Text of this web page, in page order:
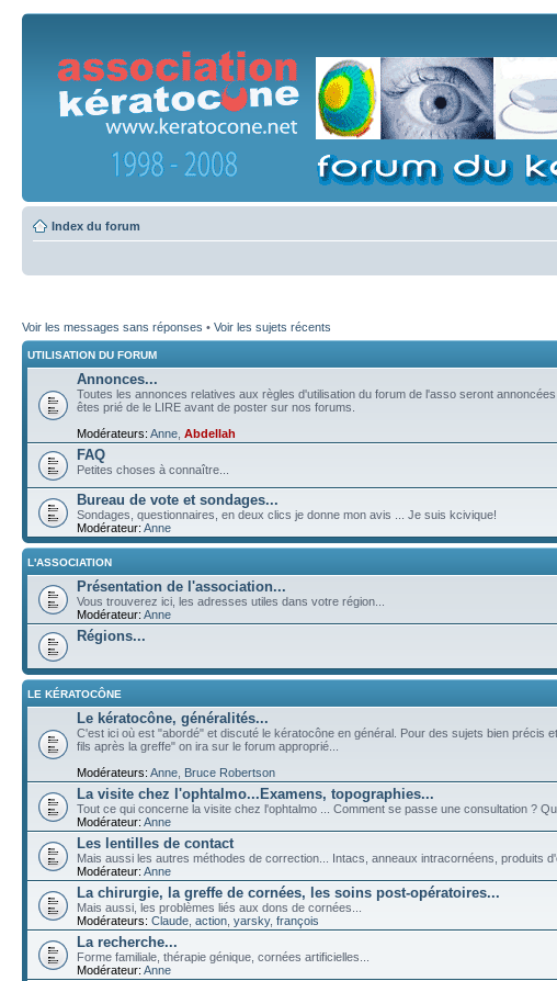
Index du forum
Voir les messages sans réponses • Voir les sujets récents
UTILISATION DU FORUM
Annonces...
Toutes les annonces relatives aux règles d'utilisation du forum de l'asso seront
êtes prié de le LIRE avant de poster sur nos forums.
Modérateurs: Anne Abdellah
FAQ
Petites choses à connaître...
Bureau de vote et sondages...
Sondages, questionnaires, en deux clics je donne mon avis ... Je suis kcivique!
Modérateur: Anne
L'ASSOCIATION
Présentation de l'association...
Vous trouverez ici, les adresses utiles dans votre région...
Modérateur: Anne
Régions...
LE KÉRATOCÔNE
Le kératocône, généralités...
C'est ici où est "abordé" et discuté le kératocône en général. Pour des sujets bien précis
fils après la greffe" on ira sur le forum approprié...
Modérateurs: Anne Bruce Robertson
La visite chez l'ophtalmo...Examens, topographies...
Tout ce qui concerne la visite chez l'ophtalmo ... Comment se passe une consultation ?
Modérateur: Anne
Les lentilles de contact
Mais aussi les autres méthodes de correction... Intacs, anneaux intracornéens, produits
Modérateur: Anne
La chirurgie, la greffe de cornées, les soins post-opératoires...
Mais aussi, les problèmes liés aux dons de cornées...
Modérateurs: Claude action yarsky, françois
La recherche...
Forme familiale, thérapie génique, cornées artificielles...
Modérateur: Anne